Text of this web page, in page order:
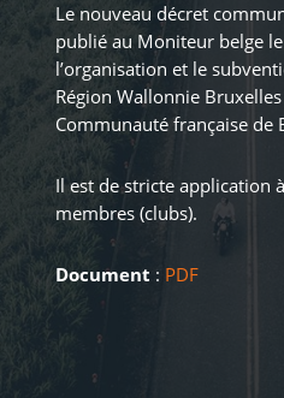
Le nouveau décret
publié au Moniteur belge
l’organisation et le
Région Wallonnie
Communauté française de
Il est de stricte application
membres (clubs).
Document : PDF